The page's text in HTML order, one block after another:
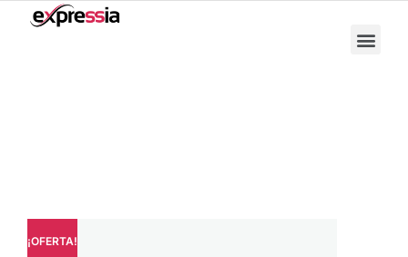
¡OFERTA!